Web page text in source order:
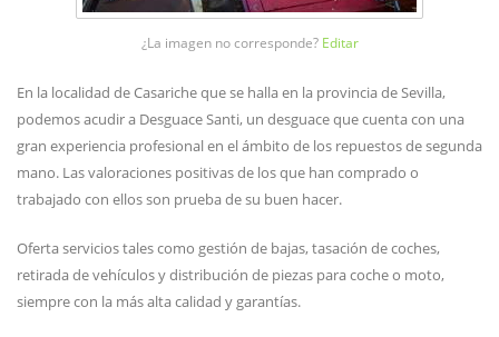
¿La imagen no corresponde? Editar
En la localidad de Casariche que se halla en la provincia de Sevilla,
podemos acudir a Desguace Santi, un desguace que cuenta con una
gran experiencia profesional en el ámbito de los repuestos de segunda
mano. Las valoraciones positivas de los que han comprado o
trabajado con ellos son prueba de su buen hacer.
Oferta servicios tales como gestión de bajas, tasación de coches,
retirada de vehículos y distribución de piezas para coche o moto,
siempre con la más alta calidad y garantías.